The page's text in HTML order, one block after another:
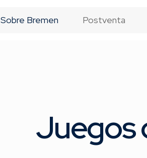
Sobre Bremen Postventa
Juegos